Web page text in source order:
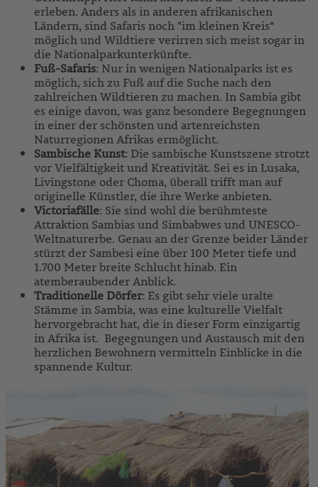
erleben. Anders als in anderen afrikanischen
Ländern, sind Safaris noch "im kleinen Kreis"
möglich und Wildtiere verirren sich meist sogar in
die Nationalparkunterkünfte.
Fuß-Safaris: Nur in wenigen Nationalparks ist es
möglich, sich zu Fuß auf die Suche nach den
zahlreichen Wildtieren zu machen. In Sambia gibt
es einige davon, was ganz besondere Begegnungen
in einer der schönsten und artenreichsten
Naturregionen Afrikas ermöglicht.
Sambische Kunst: Die sambische Kunstszene strotzt
vor Vielfältigkeit und Kreativität. Sei es in Lusaka,
Livingstone oder Choma, überall trifft man auf
originelle Künstler, die ihre Werke anbieten.
Victoriafälle: Sie sind wohl die berühmteste
Attraktion Sambias und Simbabwes und UNESCO-
Weltnaturerbe. Genau an der Grenze beider Länder
stürzt der Sambesi eine über 100 Meter tiefe und
1.700 Meter breite Schlucht hinab. Ein
atemberaubender Anblick.
Traditionelle Dörfer: Es gibt sehr viele uralte
Stämme in Sambia, was eine kulturelle Vielfalt
hervorgebracht hat, die in dieser Form einzigartig
in Afrika ist. Begegnungen und Austausch mit den
herzlichen Bewohnern vermitteln Einblicke in die
spannende Kultur.